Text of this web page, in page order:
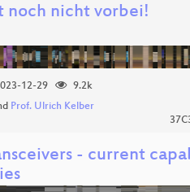
noch nicht vorbei!
12-29
9.2k
Prof. Ulrich Kelber
- current